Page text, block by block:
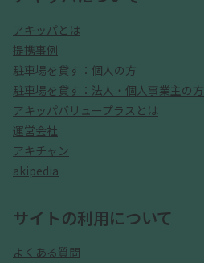
アキッパとは
提携事例
駐車場を貸す：個人の方
駐車場を貸す：法人・個人事業主の方
アキッパバリュープラスとは
運営会社
アキチャン
akipedia
サイトの利用について
よくある質問